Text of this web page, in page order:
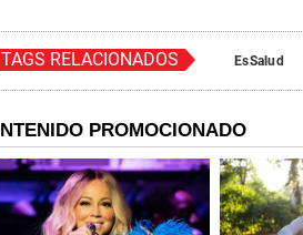
TAGS RELACIONADOS EsSalud